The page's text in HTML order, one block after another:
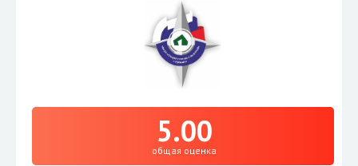
5.00
общая оценка